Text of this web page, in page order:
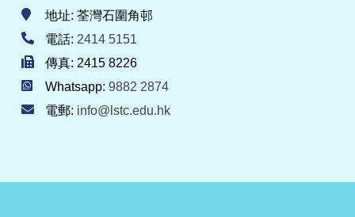
地址: 荃灣石圍角邨
電話: 2414 5151
傳真: 2415 8226
Whatsapp: 9882 2874
電郵: info@lstc.edu.hk